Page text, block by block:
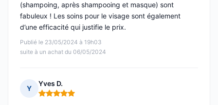
Publié le 23/05/2024 à 19h03
suite à un achat du 06/05/2024
(shampoing, après shampooing et masque) sont
fabuleux ! Les soins pour le visage sont également
d’une efficacité qui justifie le prix.
Y
Yves D.
Note : 5 sur 5